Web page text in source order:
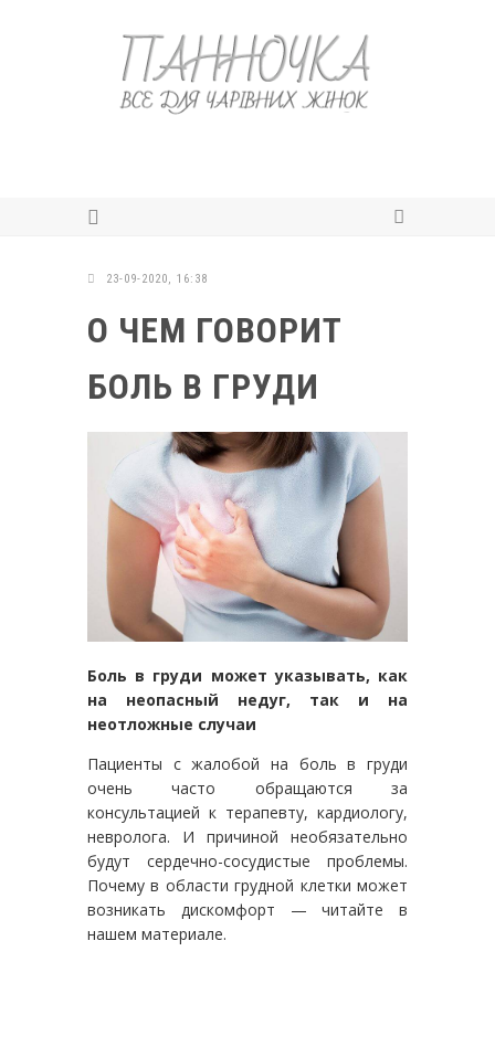
23-09-2020, 16:38
О ЧЕМ ГОВОРИТ
БОЛЬ В ГРУДИ
Боль в груди может указывать, как
на неопасный недуг, так и на
неотложные случаи
Пациенты с жалобой на боль в груди
очень часто обращаются за
консультацией к терапевту, кардиологу,
невролога. И причиной необязательно
будут сердечно-сосудистые проблемы.
Почему в области грудной клетки может
возникать дискомфорт — читайте в
нашем материале.